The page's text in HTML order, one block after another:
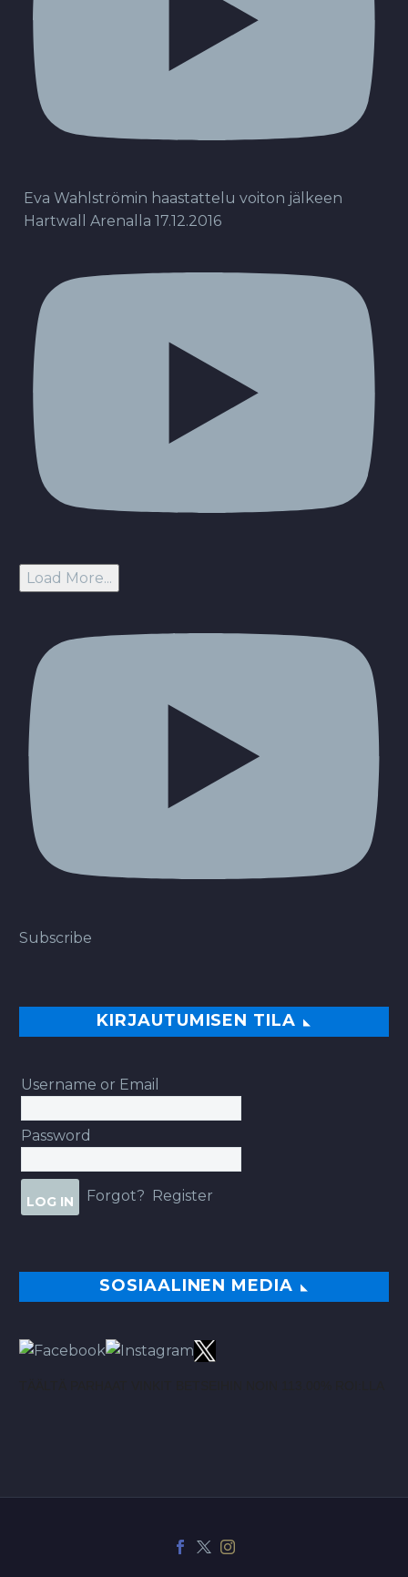
Eva Wahlströmin haastattelu voiton jälkeen
Hartwall Arenalla 17.12.2016
Load More...
Subscribe
KIRJAUTUMISEN TILA
Username or Email
Password
Forgot? Register
SOSIAALINEN MEDIA